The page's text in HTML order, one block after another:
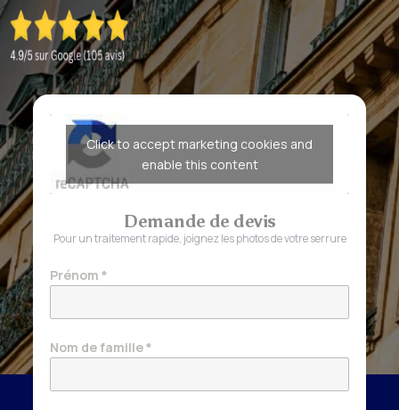
Click to accept marketing cookies and
enable this content
Demande de devis
Pour un traitement rapide, joignez les photos de votre serrure
Prénom*
Nom de famille*